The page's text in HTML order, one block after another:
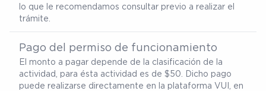
lo que le recomendamos consultar previo a realizar el
trámite.
Pago del permiso de funcionamiento
El monto a pagar depende de la clasificación de la
actividad, para ésta actividad es de $50. Dicho pago
puede realizarse directamente en la plataforma VUI, en